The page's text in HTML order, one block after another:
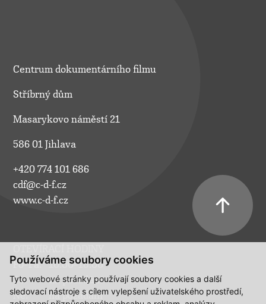
Používáme soubory cookies
Tyto webové stránky používají soubory cookies a další
sledovací nástroje s cílem vylepšení uživatelského prostředí,
Centrum dokumentárního filmu
Stříbrný dům
Masarykovo náměstí 21
586 01 Jihlava
+420 774 101 686
cdf@c-d-f.cz
www.c-d-f.cz
Po–Pá:
10.00–18.00
So:
na požádání
Ne:
na požádání